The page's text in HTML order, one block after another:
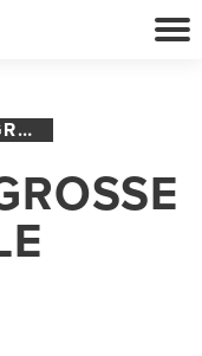
DECKEL FÜR GROSSE NIERENSCHALE
N